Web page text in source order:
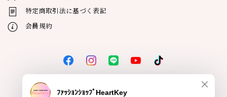
特定商取引法に基づく表記
会員規約
© HeartKey